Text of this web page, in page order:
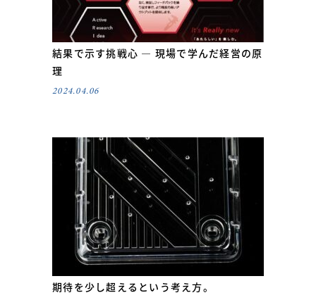
結果で示す挑戦心 ― 現場で学んだ経営の原
理
2024.04.06
期待を少し超えるという考え方。